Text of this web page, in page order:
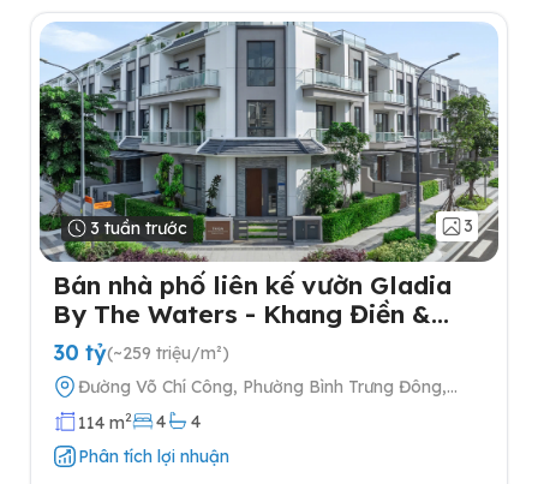
3 tuần trước 3
Bán nhà phố liên kế vườn Gladia
By The Waters - Khang Điền &
Keppel tại Quận 2
30 tỷ(~259 triệu/m²)
Đường Võ Chí Công, Phường Bình Trưng Đông,
Quận 2, Thành phố Hồ Chí Minh
114 m2 4
4
Phân tích lợi nhuận